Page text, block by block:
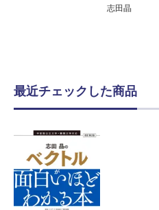
志田晶
最近チェックした商品